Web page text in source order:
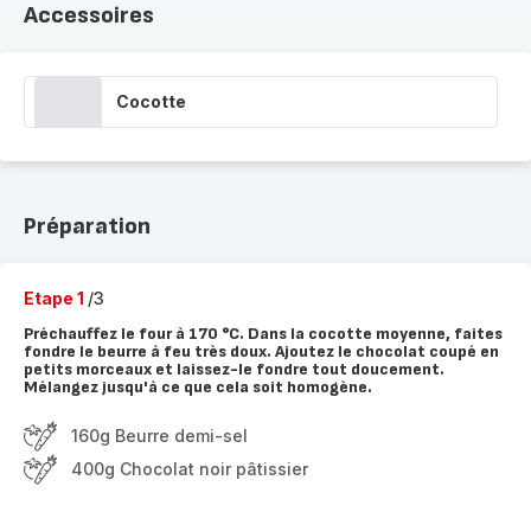
Accessoires
Cocotte
Préparation
Etape 1 /3
Préchauffez le four à 170 °C. Dans la cocotte moyenne, faites
fondre le beurre à feu très doux. Ajoutez le chocolat coupé en
petits morceaux et laissez-le fondre tout doucement.
Mélangez jusqu'à ce que cela soit homogène.
160g Beurre demi-sel
400g Chocolat noir pâtissier